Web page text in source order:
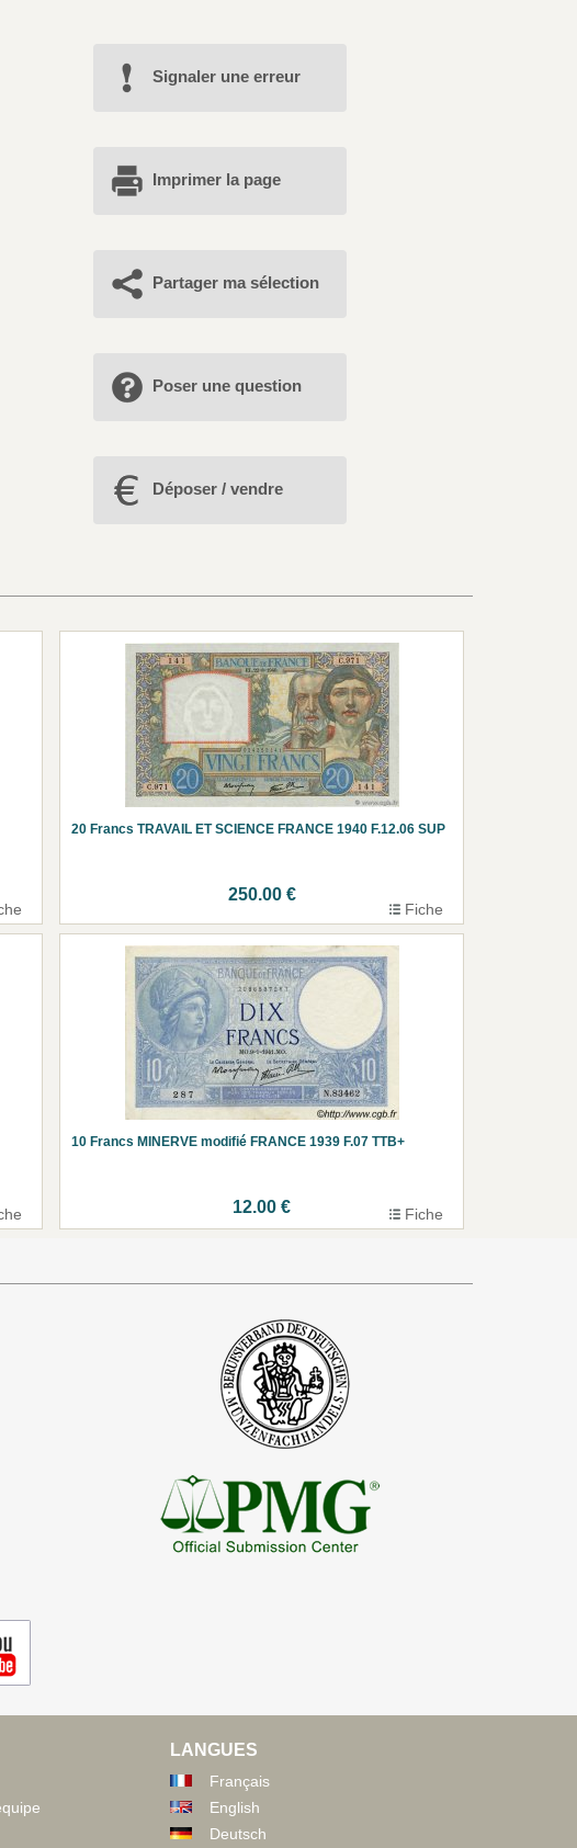
Signaler une erreur
Imprimer la page
Partager ma sélection
Poser une question
Déposer / vendre
20 Francs TRAVAIL ET SCIENCE FRANCE 1940 F.12.06 SUP
250.00 €
Fiche
10 Francs MINERVE modifié FRANCE 1939 F.07 TTB+
12.00 € Fiche
LANGUES
Français
English
Deutsch